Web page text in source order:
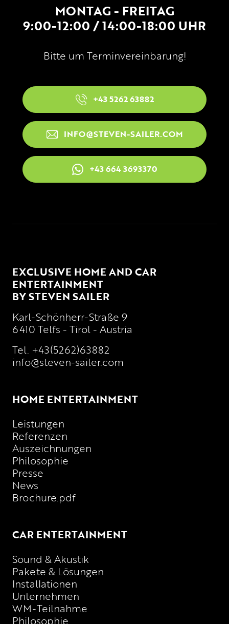
MONTAG - FREITAG
9:00-12:00 / 14:00-18:00 UHR
Bitte um Terminvereinbarung!
+43 5262 63882
INFO@STEVEN-SAILER.COM
+43 664 3693370
EXCLUSIVE HOME AND CAR
ENTERTAINMENT
BY STEVEN SAILER
Karl-Schönherr-Straße 9
6410 Telfs - Tirol - Austria
Tel. +43(5262)63882
info@steven-sailer.com
HOME ENTERTAINMENT
Leistungen
Referenzen
Auszeichnungen
Philosophie
Presse
News
Brochure.pdf
CAR ENTERTAINMENT
Sound & Akustik
Pakete & Lösungen
Installationen
Unternehmen
WM-Teilnahme
Philosophie